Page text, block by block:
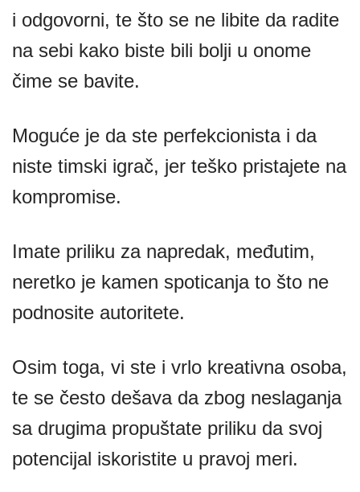
i odgovorni, te što se ne libite da radite
na sebi kako biste bili bolji u onome
čime se bavite.
Moguće je da ste perfekcionista i da
niste timski igrač, jer teško pristajete na
kompromise.
Imate priliku za napredak, međutim,
neretko je kamen spoticanja to što ne
podnosite autoritete.
Osim toga, vi ste i vrlo kreativna osoba,
te se često dešava da zbog neslaganja
sa drugima propuštate priliku da svoj
potencijal iskoristite u pravoj meri.